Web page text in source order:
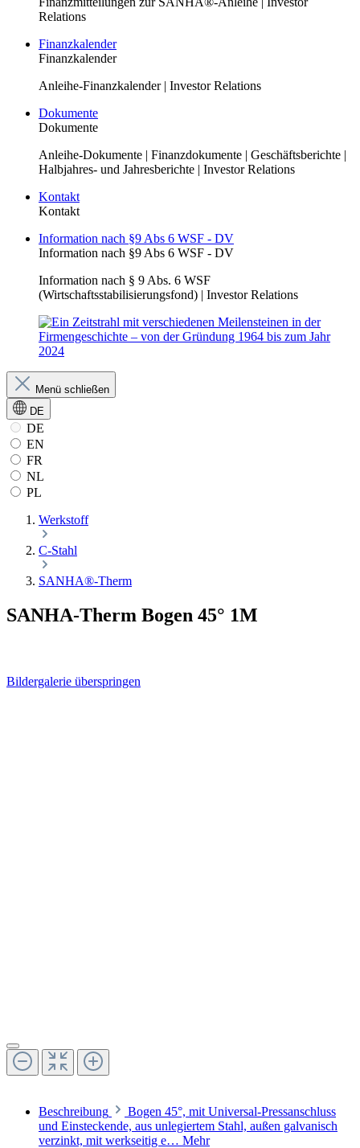
Relations
Finanzkalender
Finanzkalender
Anleihe-Finanzkalender | Investor Relations
Dokumente
Dokumente
Anleihe-Dokumente | Finanzdokumente | Geschäftsberichte |
Halbjahres- und Jahresberichte | Investor Relations
Kontakt
Kontakt
Information nach §9 Abs 6 WSF - DV
Information nach §9 Abs 6 WSF - DV
Information nach § 9 Abs. 6 WSF
(Wirtschaftsstabilisierungsfond) | Investor Relations
Menü schließen
DE
DE
EN
FR
NL
PL
Werkstoff
C-Stahl
SANHA®-Therm
SANHA-Therm Bogen 45° 1M
Bildergalerie überspringen
Beschreibung
Bogen 45°, mit Universal-Pressanschluss
und Einsteckende, aus unlegiertem Stahl, außen galvanisch
verzinkt, mit werkseitig e… Mehr